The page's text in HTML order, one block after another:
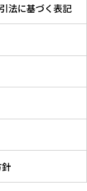
法に基づく表記